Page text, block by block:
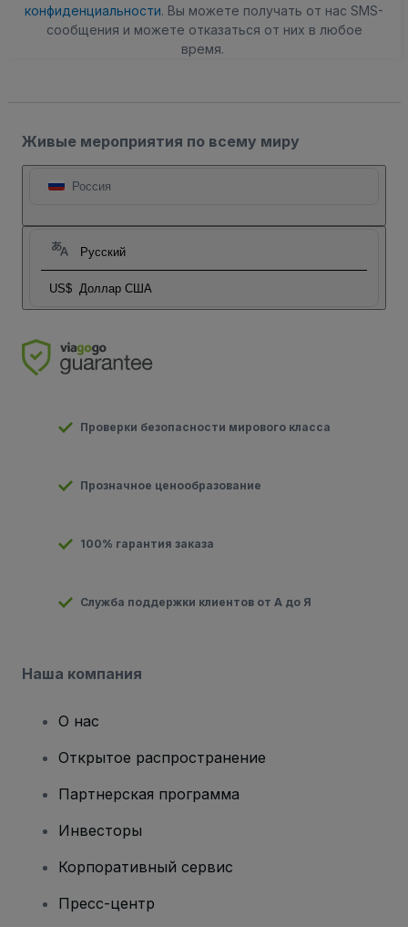
конфиденциальности. Вы можете получать от нас SMS-
сообщения и можете отказаться от них в любое
время.
Живые мероприятия по всему миру
Россия
Русский
US$ Доллар США
Проверки безопасности мирового класса
Прозначное ценообразование
100% гарантия заказа
Служба поддержки клиентов от А до Я
Наша компания
О нас
Открытое распространение
Партнерская программа
Инвесторы
Корпоративный сервис
Пресс-центр